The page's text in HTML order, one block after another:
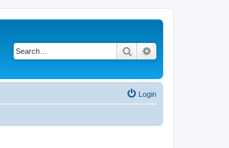
Search
Login